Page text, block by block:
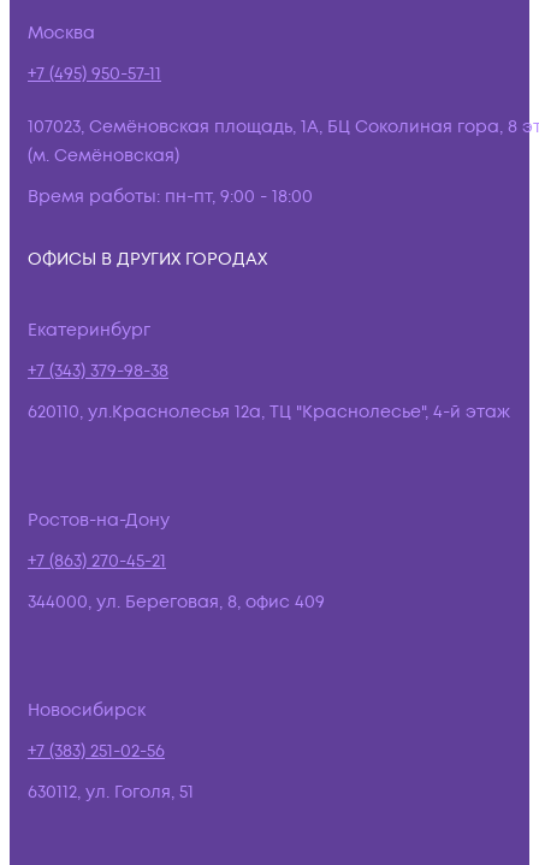
Москва
+7 (495) 950-57-11
107023, Семёновская площадь, 1А, БЦ Соколиная гора, 8
(м. Семёновская)
Время работы: пн-пт, 9:00 - 18:00
ОФИСЫ В ДРУГИХ ГОРОДАХ
Екатеринбург
+7 (343) 379-98-38
620110, ул.Краснолесья 12а, ТЦ "Краснолесье", 4-й этаж
Ростов-на-Дону
+7 (863) 270-45-21
344000, ул. Береговая, 8, офис 409
Новосибирск
+7 (383) 251-02-56
630112, ул. Гоголя, 51